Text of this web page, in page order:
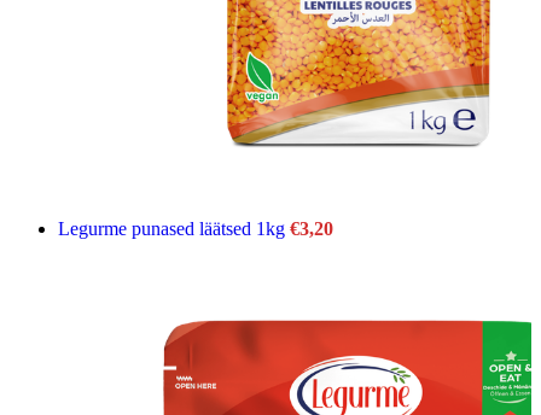
Legurme punased läätsed 1kg €3,20